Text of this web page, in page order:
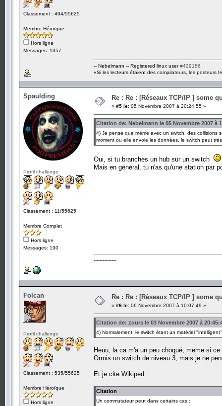
Classement : 494/55625
Membre Héroïque
Hors ligne
Messages: 1357
-- Nebelmann -- Registered linux user#429186
«Si les lecteurs étaient des compilateurs, les posteurs
Spaulding
Profil challenge
Classement : 11/55625
Membre Complet
Hors ligne
Messages: 190
Re : Re : [Réseaux TCP/IP ] some
« #5 le: 05 Novembre 2007 à 20:24:55 »
Citation de: Nebelmann le 05 Novembre 2007 à
4) Je pense que même avec un switch, des collisions
moment ou elle envoie les données, le switch peut
Oui, si tu branches un hub sur un switch
Mais en général, tu n'as qu'une station par
---------------
Folcan
Profil challenge
Classement : 535/55625
Membre Héroïque
Hors ligne
Re : Re : [Réseaux TCP/IP ] some
« #6 le: 06 Novembre 2007 à 10:07:49 »
Citation de: zours le 03 Novembre 2007 à
4) Normalement, le switch étant un matériel
Heuu, la ca m'a un peu choqué, meme si
Ormis un switch de niveau 3, mais je ne
Et je cite Wikiped :
Citation
Un commutateur peut dans certains cas :